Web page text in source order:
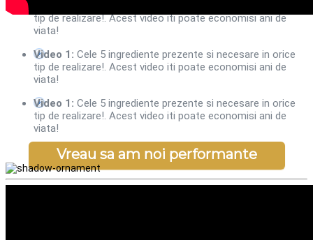
tip de realizare!. Acest video iti poate economisi ani de
viata!
Video 1: Cele 5 ingrediente prezente si necesare in orice
tip de realizare!. Acest video iti poate economisi ani de
viata!
Video 1: Cele 5 ingrediente prezente si necesare in orice
tip de realizare!. Acest video iti poate economisi ani de
viata!
Vreau sa am noi performante